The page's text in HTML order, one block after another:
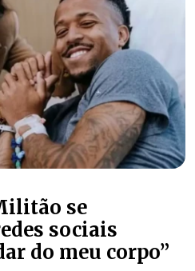
se
sociais
do meu corpo”